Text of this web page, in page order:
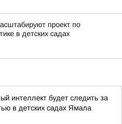
проект по
в детских садах
интеллект будет следить за
в детских садах Ямала